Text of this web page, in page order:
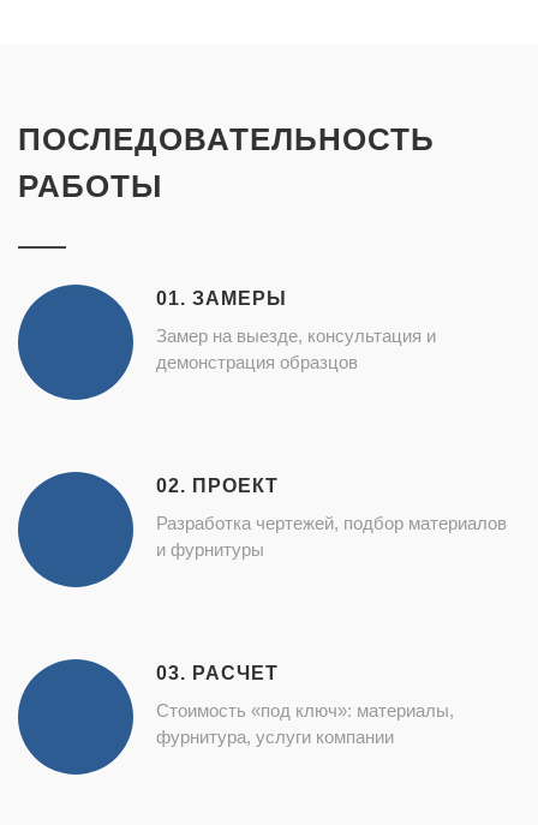
ПОСЛЕДОВАТЕЛЬНОСТЬ
РАБОТЫ
01. ЗАМЕРЫ
Замер на выезде, консультация и
демонстрация образцов
02. ПРОЕКТ
Разработка чертежей, подбор материалов
и фурнитуры
03. РАСЧЕТ
Стоимость «под ключ»: материалы,
фурнитура, услуги компании